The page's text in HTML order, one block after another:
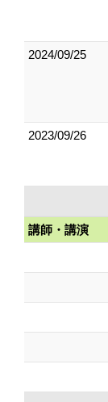
2024/09/25
2023/09/26
講師・講演